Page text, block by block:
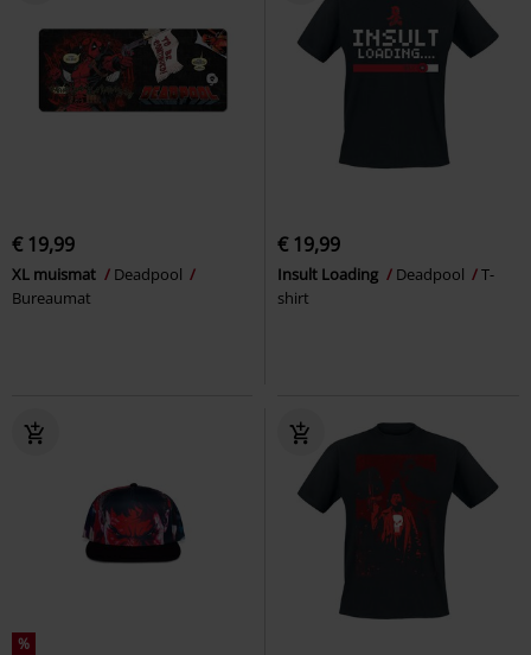
€ 19,99
XL muismat
Deadpool
Bureaumat
€ 19,99
Insult Loading Deadpool
T-
shirt
%